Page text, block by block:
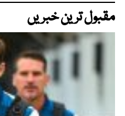
مقبول ترین خبریں